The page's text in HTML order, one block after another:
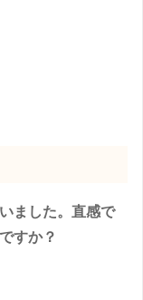
ました。直感で
すか？